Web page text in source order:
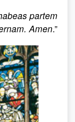
partem
Amen.”